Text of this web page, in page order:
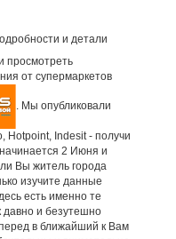
и детали
просмотреть
от супермаркетов
. Мы опубликовали
Hotpoint, Indesit - получи
2 Июня и
Вы житель города
изучите данные
есть именно те
давно и безутешно
в ближайший к Вам